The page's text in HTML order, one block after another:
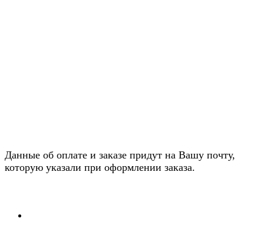
Данные об оплате и заказе придут на Вашу почту,
которую указали при оформлении заказа.